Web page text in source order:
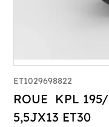
ET1029698822
ROUE KPL
5,5JX13 ET30